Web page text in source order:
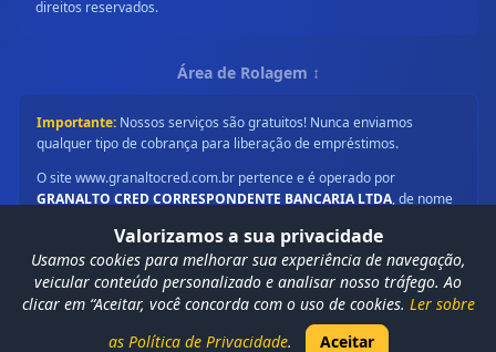
direitos reservados.
Área de Rolagem ↕
Importante: Nossos serviços são gratuitos! Nunca enviamos
qualquer tipo de cobrança para liberação de empréstimos.
O site www.granaltocred.com.br pertence e é operado por
GRANALTO CRED CORRESPONDENTE BANCARIA LTDA, de nome
37.753.554/0001-70, com sede na AV DUQUE DE CAXIAS, 1980, sala
504, Município de Londrina, Estado do Paraná, CEP 86010-190. A
Granalto Cred não cobra quaisquer valores diretamente dos
clientes. Somos remunerados exclusivamente pelas instituições
© 2026 Granalto Cred — Todos os direitos reservados.
Política de PrivacidadeTermos de UsoMapa do Site
Valorizamos a sua privacidade
Usamos cookies para melhorar sua experiência de navegação,
veicular conteúdo personalizado e analisar nosso tráfego. Ao
clicar em “Aceitar, você concorda com o uso de cookies. Ler sobre
as Política de Privacidade. Aceitar